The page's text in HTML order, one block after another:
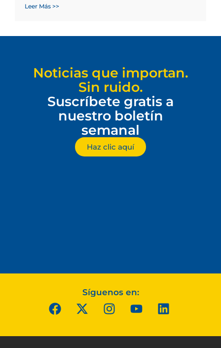
Leer Más >>
Noticias que importan.
Sin ruido.
Suscríbete gratis a
nuestro boletín
semanal
Haz clic aquí
Síguenos en: